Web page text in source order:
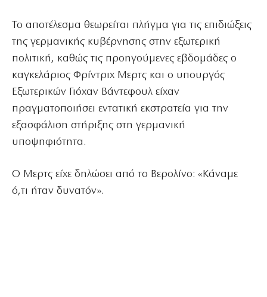
Το αποτέλεσμα θεωρείται πλήγμα για τις επιδιώξεις
της γερμανικής κυβέρνησης στην εξωτερική
πολιτική, καθώς τις προηγούμενες εβδομάδες ο
καγκελάριος Φρίντριχ Μερτς και ο υπουργός
Εξωτερικών Γιόχαν Βάντεφουλ είχαν
πραγματοποιήσει εντατική εκστρατεία για την
εξασφάλιση στήριξης στη γερμανική
υποψηφιότητα.
Ο Μερτς είχε δηλώσει από το Βερολίνο: «Κάναμε
ό,τι ήταν δυνατόν».